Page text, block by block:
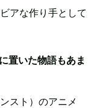
アな作り手として
置いた物語もあま
スト）のアニメ